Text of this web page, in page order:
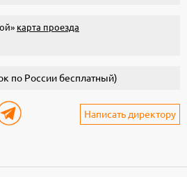
карта проезда
по России бесплатный)
Написать директору